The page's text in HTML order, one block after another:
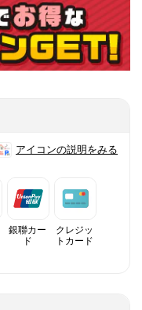
アイコンの説明をみる
銀聯カー
ド
クレジッ
トカード